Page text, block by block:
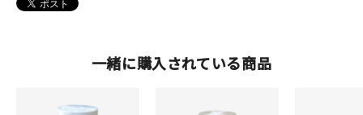
一緒に購入されている商品